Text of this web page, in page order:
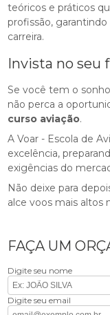
teóricos e práticos
profissão, garantindo
carreira.
Invista no seu
Se você tem o
não perca a
curso aviação.
A Voar - Escola de
excelência,
exigências do
Não deixe para
alce voos mais altos
FAÇA UM
Digite seu nome
Digite seu email